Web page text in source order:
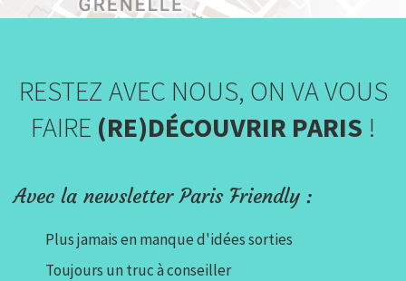
RESTEZ AVEC NOUS, ON VA VOUS
FAIRE (RE)DÉCOUVRIR PARIS !
Avec la newsletter Paris Friendly :
Plus jamais en manque d'idées sorties
Toujours un truc à conseiller